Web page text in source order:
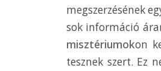
megszerzésének
sok információ
misztériumokon
tesznek szert. Ez